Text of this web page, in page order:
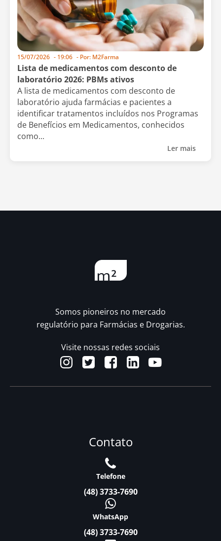
15/07/2026 - 19:06 - Por: M2Farma
Lista de medicamentos com desconto de
laboratório 2026: PBMs ativos
A lista de medicamentos com desconto de
laboratório ajuda farmácias e pacientes a
identificar tratamentos incluídos nos Programas
de Benefícios em Medicamentos, conhecidos
como...
Ler mais
Somos pioneiros no mercado
regulatório para Farmácias e Drogarias.
Visite nossas redes sociais
Contato
Telefone
(48) 3733-7690
WhatsApp
(48) 3733-7690